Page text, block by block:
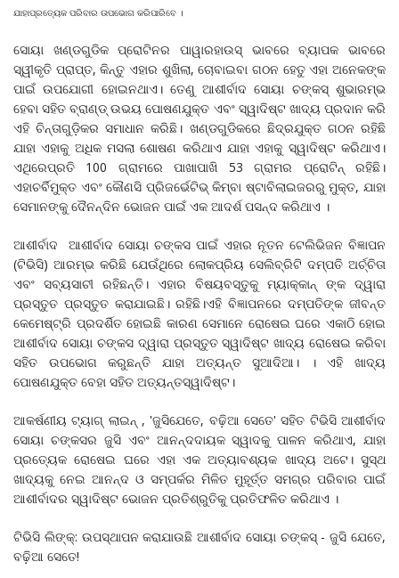
ଯାହାପ୍ରତ୍ୟେକ ପରିବାର ଉପଭୋଗ କରିପାରିବେ ।
ସୋୟା ଖଣ୍ଡଗୁଡିକ ପ୍ରୋଟିନର ପାୱାରହାଉସ୍ ଭାବରେ ବ୍ୟାପକ ଭାବରେ
ସ୍ୱୀକୃତି ପ୍ରାପ୍ତ, କିନ୍ତୁ ଏହାର ଶୁଖିଲା, ଚୋବାଇବା ଗଠନ ହେତୁ ଏହା ଅନେକଙ୍କ
ପାଇଁ ଉପଯୋଗୀ ହୋଇନଥାଏ। ତେଣୁ ଆଶୀର୍ବାଦ ସୋୟା ଚଙ୍କସ୍ ଶୁଭାରମ୍ଭ
ହେବା ସହିତ ବ୍ରାଣ୍ଡ୍ ଉଭୟ ପୋଷଣଯୁକ୍ତ ଏବଂ ସ୍ୱାଦିଷ୍ଟ ଖାଦ୍ୟ ପ୍ରଦାନ କରି
ଏହି ଚିନ୍ତାଗୁଡ଼ିକର ସମାଧାନ କରିଛି। ଖଣ୍ଡଗୁଡିକରେ ଛିଦ୍ରଯୁକ୍ତ ଗଠନ ରହିଛି
ଯାହା ଏହାକୁ ଅଧିକ ମସଲା ଶୋଷଣ କରିଥାଏ ଯାହା ଏହାକୁ ସ୍ୱାଦିଷ୍ଟ କରିଥାଏ।
ଏଥିରେପ୍ରତି 100 ଗ୍ରାମରେ ପାଖାପାଖି 53 ଗ୍ରାମର ପ୍ରୋଟିନ୍ ରହିଛି।
ଏହାଚର୍ବିମୁକ୍ତ ଏବଂ କୌଣସି ପ୍ରିଜର୍ଭେଟିଭ୍ କିମ୍ବା ଷ୍ଟାବିଲାଇଜରରୁ ମୁକ୍ତ, ଯାହା
ସେମାନଙ୍କୁ ଦୈନନ୍ଦିନ ଭୋଜନ ପାଇଁ ଏକ ଆଦର୍ଶ ପସନ୍ଦ କରିଥାଏ ।
ଆଶୀର୍ବାଦ ଆଶୀର୍ବାଦ ସୋୟା ଚଙ୍କସ ପାଇଁ ଏହାର ନୂତନ ଟେଲିଭିଜନ ବିଜ୍ଞାପନ
(ଟିଭିସି) ଆରମ୍ଭ କରିଛି ଯେଉଁଥିରେ ଲୋକପ୍ରିୟ ସେଲିବ୍ରିଟି ଦମ୍ପତି ଅର୍ଚ୍ଚିତା
ଏବଂ ସବ୍ୟସାଚୀ ରହିଛନ୍ତି। ଏହାର ବିଷୟବସ୍ତୁକୁ ମ୍ୟାକ୍କାନ୍ ଙ୍କ ଦ୍ୱାରା
ପ୍ରସ୍ତୁତ ପ୍ରସ୍ତୁତ କରାଯାଇଛି। ରହିଛି।ଏହି ବିଜ୍ଞାପନରେ ଦମ୍ପତିଙ୍କ ଜୀବନ୍ତ
କେମେଷ୍ଟ୍ରି ପ୍ରଦର୍ଶିତ ହୋଇଛି କାରଣ ସେମାନେ ରୋଷେଇ ଘରେ ଏକାଠି ହୋଇ
ଆଶୀର୍ବାଦ ସୋୟା ଚଙ୍କସ ଦ୍ୱାରା ପ୍ରସ୍ତୁତ ସ୍ୱାଦିଷ୍ଟ ଖାଦ୍ୟ ରୋଷେଇ କରିବା
ସହିତ ଉପଭୋଗ କରୁଛନ୍ତି ଯାହା ଅତ୍ୟନ୍ତ ସୁଆଦିଆ। । ଏହି ଖାଦ୍ୟ
ପୋଷଣଯୁକ୍ତ ବେହା ସହିତ ଅତ୍ୟନ୍ତସ୍ୱାଦିଷ୍ଟ।
ଆକର୍ଷଣୀୟ ଟ୍ୟାଗ୍ ଲାଇନ୍ , 'ଜୁସିଯେତେ, ବଢ଼ିଆ ସେତେ' ସହିତ ଟିଭିସି ଆଶୀର୍ବାଦ
ସୋୟା ଚଙ୍କସର ଜୁସି ଏବଂ ଆନନ୍ଦଦାୟକ ସ୍ୱାଦକୁ ପାଳନ କରିଥାଏ, ଯାହା
ପ୍ରତ୍ୟେକ ରୋଷେଇ ଘରେ ଏହା ଏକ ଅତ୍ୟାବଶ୍ୟକ ଖାଦ୍ୟ ଅଟେ। ସୁସ୍ଥ
ଖାଦ୍ୟକୁ ନେଇ ଆନନ୍ଦ ଓ ସମ୍ପର୍କର ମିଳିତ ମୁହୂର୍ତ୍ତ ସମଗ୍ର ପରିବାର ପାଇଁ
ଆଶୀର୍ବାଦର ସ୍ୱାଦିଷ୍ଟ ଭୋଜନ ପ୍ରତିଶ୍ରୁତିକୁ ପ୍ରତିଫଳିତ କରିଥାଏ ।
ଟିଭିସି ଲିଙ୍କ୍: ଉପସ୍ଥାପନ କରାଯାଉଛି ଆଶୀର୍ବାଦ ସୋୟା ଚଙ୍କସ୍ - ଜୁସି ଯେତେ,
ବଢ଼ିଆ ସେତେ!